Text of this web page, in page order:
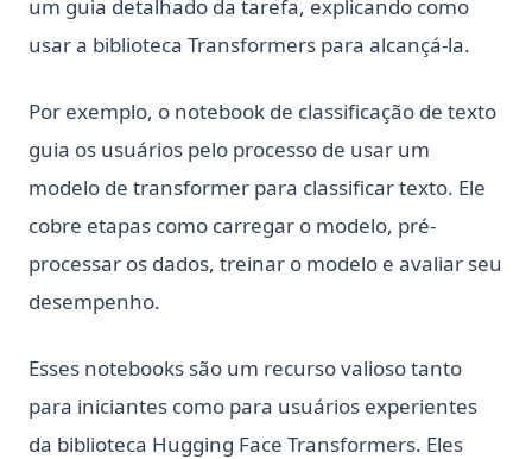
um guia detalhado da tarefa, explicando como
usar a biblioteca Transformers para alcançá-la.
Por exemplo, o notebook de classificação de texto
guia os usuários pelo processo de usar um
modelo de transformer para classificar texto. Ele
cobre etapas como carregar o modelo, pré-
processar os dados, treinar o modelo e avaliar seu
desempenho.
Esses notebooks são um recurso valioso tanto
para iniciantes como para usuários experientes
da biblioteca Hugging Face Transformers. Eles